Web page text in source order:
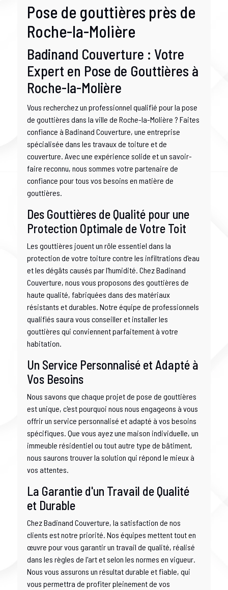
Pose de gouttières près de
Roche-la-Molière
Badinand Couverture : Votre
Expert en Pose de Gouttières à
Roche-la-Molière
Vous recherchez un professionnel qualifié pour la pose
de gouttières dans la ville de Roche-la-Molière ? Faites
confiance à Badinand Couverture, une entreprise
spécialisée dans les travaux de toiture et de
couverture. Avec une expérience solide et un savoir-
faire reconnu, nous sommes votre partenaire de
confiance pour tous vos besoins en matière de
gouttières.
Des Gouttières de Qualité pour une
Protection Optimale de Votre Toit
Les gouttières jouent un rôle essentiel dans la
protection de votre toiture contre les infiltrations d'eau
et les dégâts causés par l'humidité. Chez Badinand
Couverture, nous vous proposons des gouttières de
haute qualité, fabriquées dans des matériaux
résistants et durables. Notre équipe de professionnels
qualifiés saura vous conseiller et installer les
gouttières qui conviennent parfaitement à votre
habitation.
Un Service Personnalisé et Adapté à
Vos Besoins
Nous savons que chaque projet de pose de gouttières
est unique, c'est pourquoi nous nous engageons à vous
offrir un service personnalisé et adapté à vos besoins
spécifiques. Que vous ayez une maison individuelle, un
immeuble résidentiel ou tout autre type de bâtiment,
nous saurons trouver la solution qui répond le mieux à
vos attentes.
La Garantie d'un Travail de Qualité
et Durable
Chez Badinand Couverture, la satisfaction de nos
clients est notre priorité. Nos équipes mettent tout en
œuvre pour vous garantir un travail de qualité, réalisé
dans les règles de l'art et selon les normes en vigueur.
Nous vous assurons un résultat durable et fiable, qui
vous permettra de profiter pleinement de vos